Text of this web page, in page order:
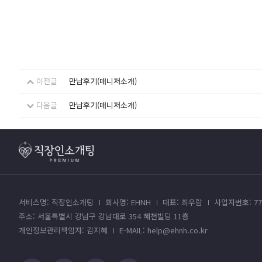
이전글 만남후기(매니저소개)
다음글 만남후기(매니저소개)
서비스명: 직장인소개팅 회사명: EHNH 대표: 최우람
사업자번호:
주소: 서울특별시 강남구 강남대로 354 혜천빌딩 11층
개인정보관리책임자: 김지혜
E-MAIL: help@ehnh.co.kr